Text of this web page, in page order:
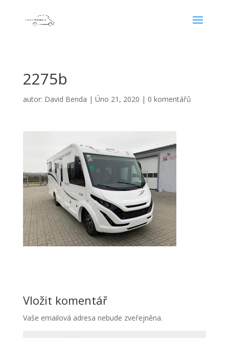
2275b
autor: David Benda | Úno 21, 2020 | 0 komentářů
Vložit komentář
Vaše emailová adresa nebude zveřejněna.